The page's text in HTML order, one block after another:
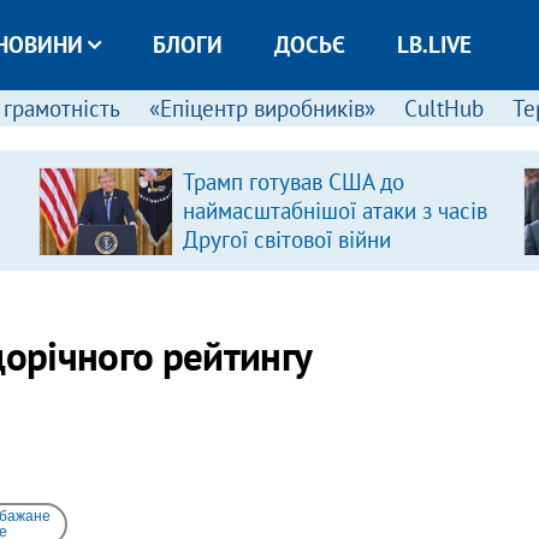
БЛОГИ ДОСЬЄ LB.LIVE
«Епіцентр виробників» CultHub
Трамп готував США до
наймасштабнішої атаки з часів
Другої світової війни
рейтингу